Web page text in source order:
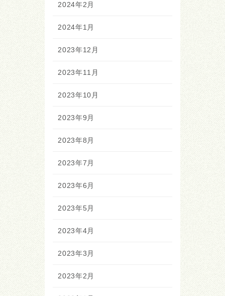
2024年2月
2024年1月
2023年12月
2023年11月
2023年10月
2023年9月
2023年8月
2023年7月
2023年6月
2023年5月
2023年4月
2023年3月
2023年2月